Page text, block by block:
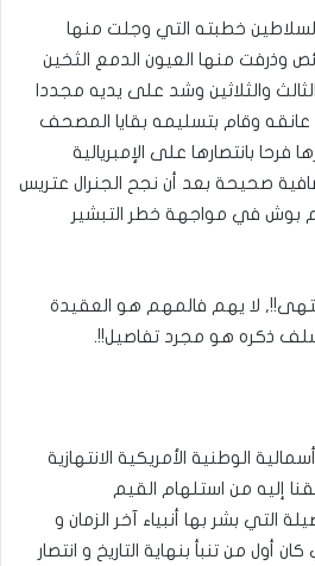
خطبته التي وجلت منها
وذرفت منها العيون الدمع الثخين
والثلاثين وشد على يديه مجددا
عانقه وقام بتسليمه بقايا المصحف
بانتصارها على الإمبريالية
صحيحة بعد أن نجح الجنرال عتريس
بوش في مواجهة خطر التبشير
لا يهم فالمهم هو العقيدة
ذكره هو مجرد تفاصيل!!.
الوطنية الأمريكية الانتهازية
إليه من استلهام القيم
التي بشر بها أنبياء آخر الزمان و
أول من تنبأ بنهاية التاريخ و انتصار